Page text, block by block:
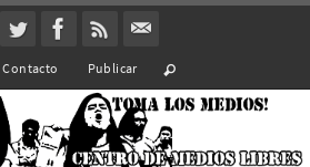
Contacto Publicar